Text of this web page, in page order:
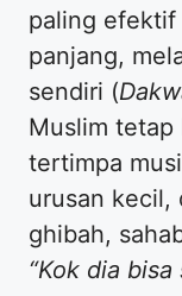
paling efektif
panjang,
sendiri (
Muslim tetap
tertimpa
urusan kecil,
ghibah,
“Kok dia